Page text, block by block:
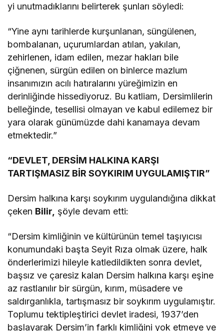
yi unutmadıklarını belirterek şunları söyledi:
“Yine aynı tarihlerde kurşunlanan, süngülenen,
bombalanan, uçurumlardan atılan, yakılan,
zehirlenen, idam edilen, mezar hakları bile
çiğnenen, sürgün edilen on binlerce mazlum
insanımızın acılı hatıralarını yüreğimizin en
derinliğinde hissediyoruz. Bu katliam, Dersimlilerin
belleğinde, tesellisi olmayan ve kabul edilemez bir
yara olarak günümüzde dahi kanamaya devam
etmektedir.”
“DEVLET, DERSİM HALKINA KARŞI
TARTIŞMASIZ BİR SOYKIRIM UYGULAMIŞTIR”
Dersim halkına karşı soykırım uygulandığına dikkat
çeken Bilir, şöyle devam etti:
“Dersim kimliğinin ve kültürünün temel taşıyıcısı
konumundaki başta Seyit Rıza olmak üzere, halk
önderlerimizi hileyle katledildikten sonra devlet,
başsız ve çaresiz kalan Dersim halkına karşı eşine
az rastlanılır bir sürgün, kırım, müsadere ve
saldırganlıkla, tartışmasız bir soykırım uygulamıştır.
Toplumu tektipleştirici devlet iradesi, 1937’den
başlayarak Dersim’in farklı kimliğini yok etmeye ve